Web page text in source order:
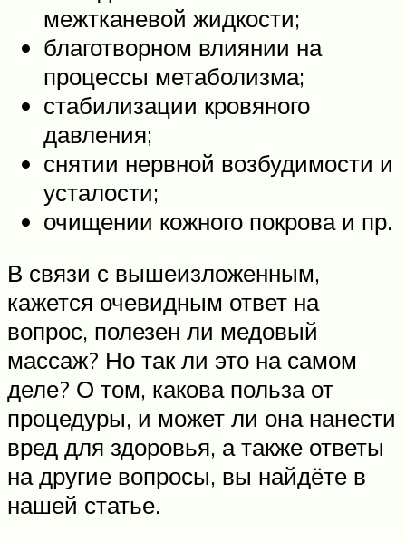
межтканевой жидкости;
благотворном влиянии на
процессы метаболизма;
стабилизации кровяного
давления;
снятии нервной возбудимости и
усталости;
очищении кожного покрова и пр.
В связи с вышеизложенным,
кажется очевидным ответ на
вопрос, полезен ли медовый
массаж? Но так ли это на самом
деле? О том, какова польза от
процедуры, и может ли она нанести
вред для здоровья, а также ответы
на другие вопросы, вы найдёте в
нашей статье.